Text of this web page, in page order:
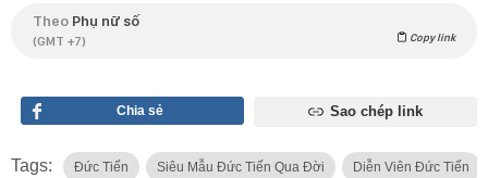
Theo Phụ nữ số
(GMT +7) Copy link
Chia sẻ Sao chép link
Tags: Đức Tiến Siêu Mẫu Đức Tiến Qua Đời Diễn Viên Đức Tiến